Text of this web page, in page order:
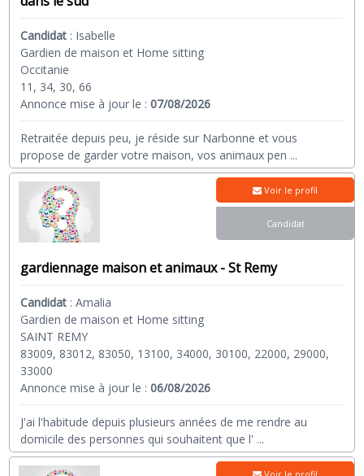
Candidat : Isabelle
Gardien de maison et Home sitting
Occitanie
11, 34, 30, 66
Annonce mise à jour le :07/08/2026
Retraitée depuis peu, je réside sur Narbonne et vous
propose de garder votre maison, vos animaux pen ...
gardiennage maison et animaux - St Remy
Candidat :Amalia
Gardien de maison et Home sitting
SAINT REMY
83009, 83012, 83050, 13100, 34000, 30100, 22000, 29000,
33000
Annonce mise à jour le :06/08/2026
J'ai l'habitude depuis plusieurs années de me rendre au
domicile des personnes qui souhaitent que l' ...
Voir le profil
Candidat